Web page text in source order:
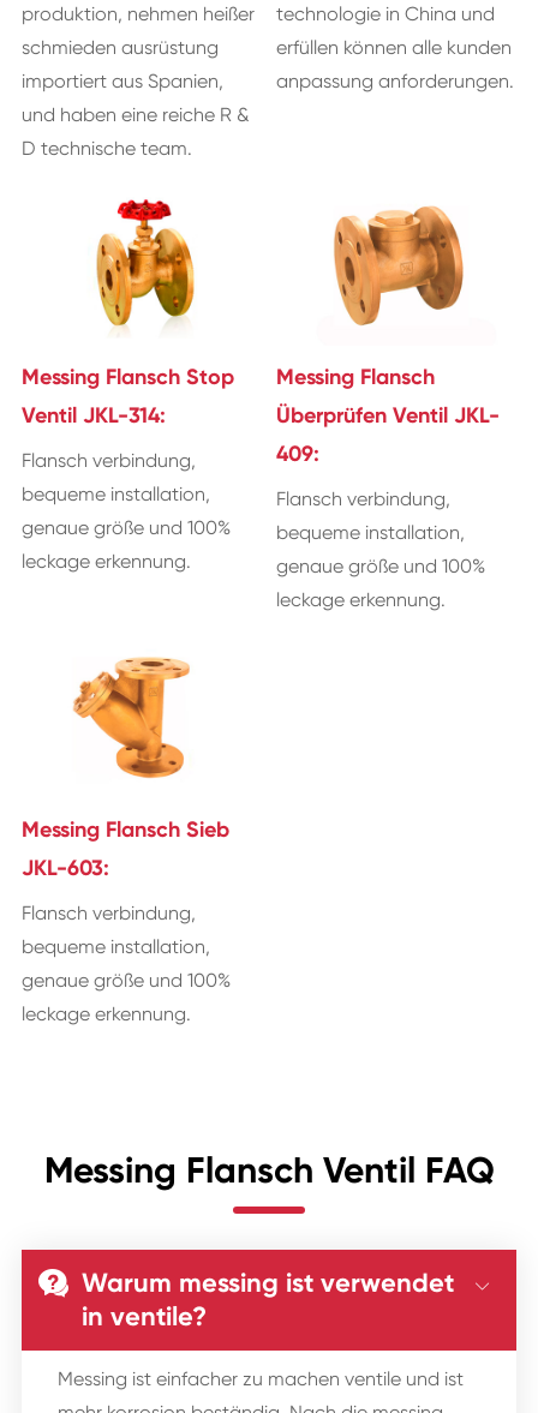
produktion, nehmen heißer
schmieden ausrüstung
importiert aus Spanien,
und haben eine reiche R &
D technische team.
technologie in China und
erfüllen können alle kunden
anpassung anforderungen.
Messing Flansch Stop
Ventil JKL-314:
Flansch verbindung,
bequeme installation,
genaue größe und 100%
leckage erkennung.
Messing Flansch
Überprüfen Ventil JKL-
409:
Flansch verbindung,
bequeme installation,
genaue größe und 100%
leckage erkennung.
Messing Flansch Sieb
JKL-603:
Flansch verbindung,
bequeme installation,
genaue größe und 100%
leckage erkennung.
Messing Flansch Ventil FAQ
 Warum messing ist verwendet
in ventile?

Messing ist einfacher zu machen ventile und ist